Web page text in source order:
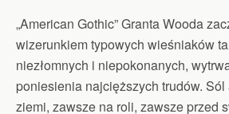
„American Gothic” Granta Wooda
wizerunkiem typowych wieśniaków
niezłomnych i niepokonanych,
poniesienia najcięższych trudów.
ziemi, zawsze na roli, zawsze przed